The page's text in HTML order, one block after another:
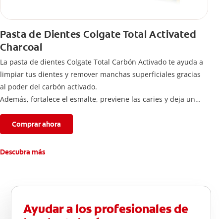
Pasta de Dientes Colgate Total Activated
Charcoal
La pasta de dientes Colgate Total Carbón Activado te ayuda a
limpiar tus dientes y remover manchas superficiales gracias
al poder del carbón activado.
Además, fortalece el esmalte, previene las caries y deja un
Comprar ahora
Descubra más
Ayudar a los profesionales de